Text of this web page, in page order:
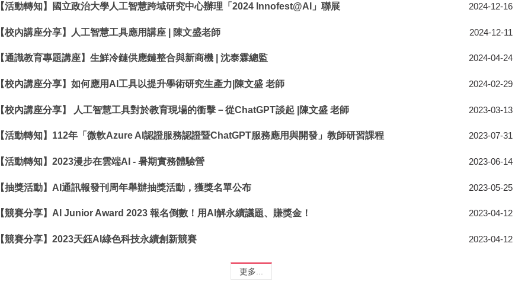
【活動轉知】國立政治大學人工智慧跨域研究中心辦理「2024 Innofest@AI」聯展 2024-12-16
【校內講座分享】人工智慧工具應用講座 | 陳文盛老師 2024-12-11
【通識教育專題講座】生鮮冷鏈供應鏈整合與新商機 | 沈泰霖總監 2024-04-24
【校內講座分享】如何應用AI工具以提升學術研究生產力|陳文盛 老師 2024-02-29
【校內講座分享】 人工智慧工具對於教育現場的衝擊－從ChatGPT談起 |陳文盛 老師 2023-03-13
【活動轉知】112年「微軟Azure AI認證服務認證暨ChatGPT服務應用與開發」教師研習課程 2023-07-31
【活動轉知】2023漫步在雲端AI - 暑期實務體驗營 2023-06-14
【抽獎活動】AI通訊報發刊周年舉辦抽獎活動，獲獎名單公布 2023-05-25
【競賽分享】AI Junior Award 2023 報名倒數！用AI解永續議題、賺獎金！ 2023-04-12
【競賽分享】2023天鈺AI綠色科技永續創新競賽 2023-04-12
更多...